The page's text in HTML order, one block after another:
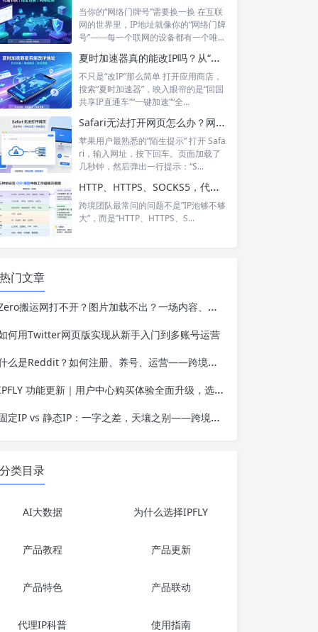
当你的“网络门牌号”需要换一换 在互联
网的世界里，IP地址就像你的“网络门牌
号”——每一个联网的设备都有一个唯...
夏时加速器真的能改IP吗？从“换IP”到“回国加速”，功能边界在哪里？
不只是“改IP”那么简单 打开应用商店，
搜索“夏时加速器”，映入眼帘的是“回国
共享IP直通车”“一键加速”“全...
Safari无法打开网页怎么办？网络正常却打不开？6个步骤帮你彻底搞定
苹果用户最熟悉的“陌生提示” 打开 Safa
ri，输入网址，按下回车。页面加载了
几秒钟，然后弹出一行提示：“S...
HTTP、HTTPS、SOCKS5，代理IP的三种协议到底怎么选？
跨境团队最常问的问题不是”IP池够不够
大”，而是”HTTP、HTTPS、S...
热门文章
搬运网打不开？图片加载不出？一场内容、用户与网络可用性的三角博弈
何用Twitter网页版实现从新手入门到多账号运营
么是Reddit？如何注册、养号、运营——跨境人必备的社区平台认知框架
功能更新｜用户中心购买体验全面升级，选购代理IP更高效、更便捷
定IP vs 静态IP：一字之差，天壤之别——跨境业务选错IP类型的代价有多高？
分类目录
AI大数据 为什么选择IPFLY
产品教程 产品更新
产品特色 产品联动
代理IP科普 使用指南